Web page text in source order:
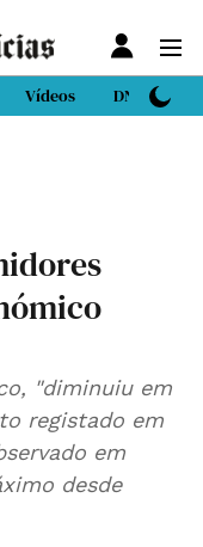
Vídeos DN Sport
"diminuiu em
registado em
em
desde